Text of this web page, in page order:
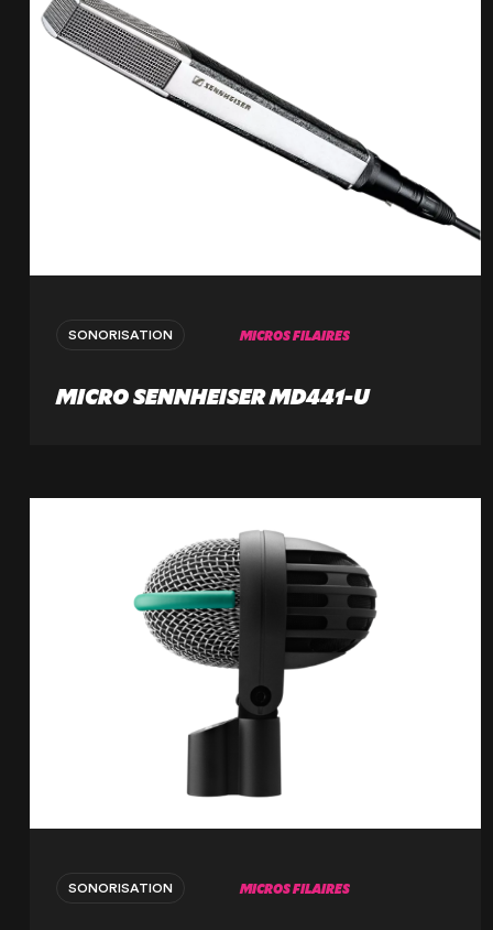
SONORISATION MICROS FILAIRES
MICRO SENNHEISER MD441-U
SONORISATION MICROS FILAIRES